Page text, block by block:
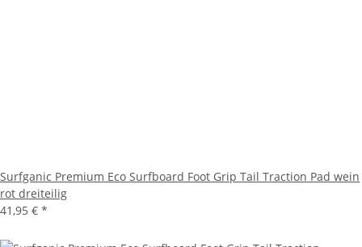
Surfganic Premium Eco Surfboard Foot Grip Tail Traction Pad wein
rot dreiteilig
41,95 € *